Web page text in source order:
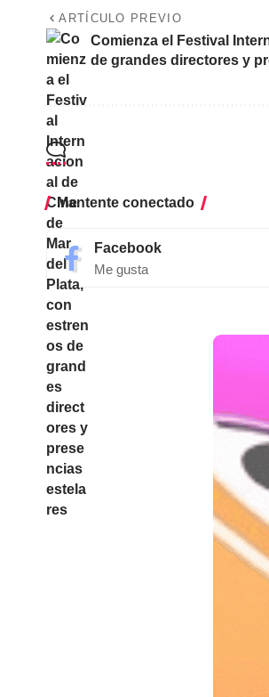
ARTÍCULO PREVIO
Comienza el Festival
de grandes directores y
Mantente conectado
Facebook
Me gusta